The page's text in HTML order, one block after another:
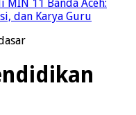
MIN 11 Banda Aceh:
dan Karya Guru